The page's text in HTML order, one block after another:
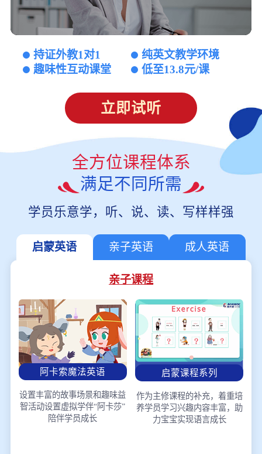
持证外教1对1
纯英文教学环境
趣味性互动课堂
低至13.8元/课
立即试听
全方位课程体系
满足不同所需
学员乐意学，听、说、读、写样样强
启蒙英语 亲子英语 成人英语
亲子课程
阿卡索魔法英语
设置丰富的故事场景和趣味益
智活动设置虚拟学伴“阿卡莎”
陪伴学员成长
启蒙课程系列
作为主修课程的补充，着重培
养学员学习兴趣内容丰富，助
力宝宝实现语言成长